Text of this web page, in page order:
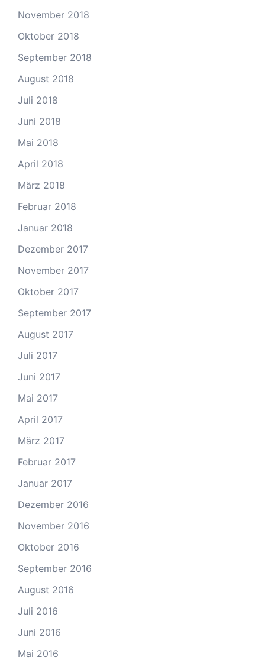
November 2018
Oktober 2018
September 2018
August 2018
Juli 2018
Juni 2018
Mai 2018
April 2018
März 2018
Februar 2018
Januar 2018
Dezember 2017
November 2017
Oktober 2017
September 2017
August 2017
Juli 2017
Juni 2017
Mai 2017
April 2017
März 2017
Februar 2017
Januar 2017
Dezember 2016
November 2016
Oktober 2016
September 2016
August 2016
Juli 2016
Juni 2016
Mai 2016